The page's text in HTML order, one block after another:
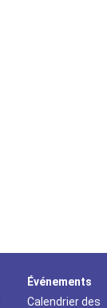
Événements
Calendrier des